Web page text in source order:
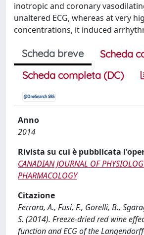
inotropic and coronary
unaltered ECG, whereas at very
concentrations, it induced
Scheda breve
Scheda
Scheda completa (DC)
Anno
2014
Rivista su cui è pubblicata
CANADIAN JOURNAL OF
PHARMACOLOGY
Citazione
Ferrara, A., Fusi, F., Gorelli, B.,
S. (2014). Freeze-dried red wine
function and ECG of the